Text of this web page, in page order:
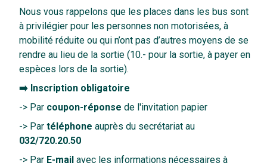
Nous vous rappelons que les places dans les bus sont
à privilégier pour les personnes non motorisées, à
mobilité réduite ou qui n’ont pas d’autres moyens de se
rendre au lieu de la sortie (10.- pour la sortie, à payer en
espèces lors de la sortie).
➡️ Inscription obligatoire
-> Par coupon-réponse de l'invitation papier
-> Par téléphone auprès du secrétariat au
032/720.20.50
-> Par E-mail avec les informations nécessaires à